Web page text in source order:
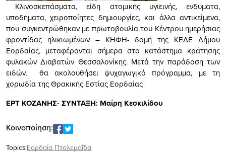
Κλινοσκεπάσματα, είδη ατομικής υγιεινής, ενδύματα,
υποδήματα, χειροποίητες δημιουργίες, και άλλα αντικείμενα,
που συγκεντρώθηκαν με πρωτοβουλία του Κέντρου ημερήσιας
φροντίδας ηλικιωμένων – ΚΗΦΗ- δομή της ΚΕΔΕ Δήμου
Εορδαίας, μεταφέρονται σήμερα στο κατάστημα κράτησης
φυλακών Διαβατών Θεσσαλονίκης. Μετά την παράδοση των
ειδών, θα ακολουθήσει ψυχαγωγικό πρόγραμμα, με τη
χορωδία της Θρακικής Εστίας Εορδαίας
ΕΡΤ ΚΟΖΑΝΗΣ- ΣΥΝΤΑΞΗ: Μαίρη Κεσκιλίδου
Κοινοποίηση:
Topics:Εορδαία Πτολεμαΐδα